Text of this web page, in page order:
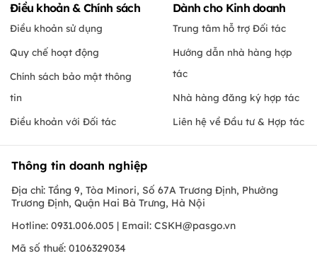
Điều khoản & Chính sách
Điều khoản sử dụng
Quy chế hoạt động
Chính sách bảo mật thông
tin
Điều khoản với Đối tác
Dành cho Kinh doanh
Trung tâm hỗ trợ Đối tác
Hướng dẫn nhà hàng hợp
tác
Nhà hàng đăng ký hợp tác
Liên hệ về Đầu tư & Hợp tác
Thông tin doanh nghiệp
Địa chỉ: Tầng 9, Tòa Minori, Số 67A Trương Định, Phường
Trương Định, Quận Hai Bà Trưng, Hà Nội
Hotline: 0931.006.005 | Email: CSKH@pasgo.vn
Mã số thuế: 0106329034